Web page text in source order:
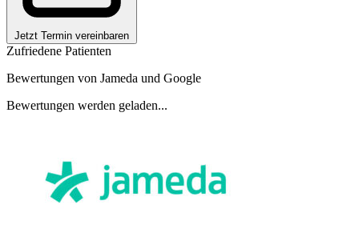
Jetzt Termin vereinbaren
Zufriedene Patienten
Bewertungen von Jameda und Google
Bewertungen werden geladen...